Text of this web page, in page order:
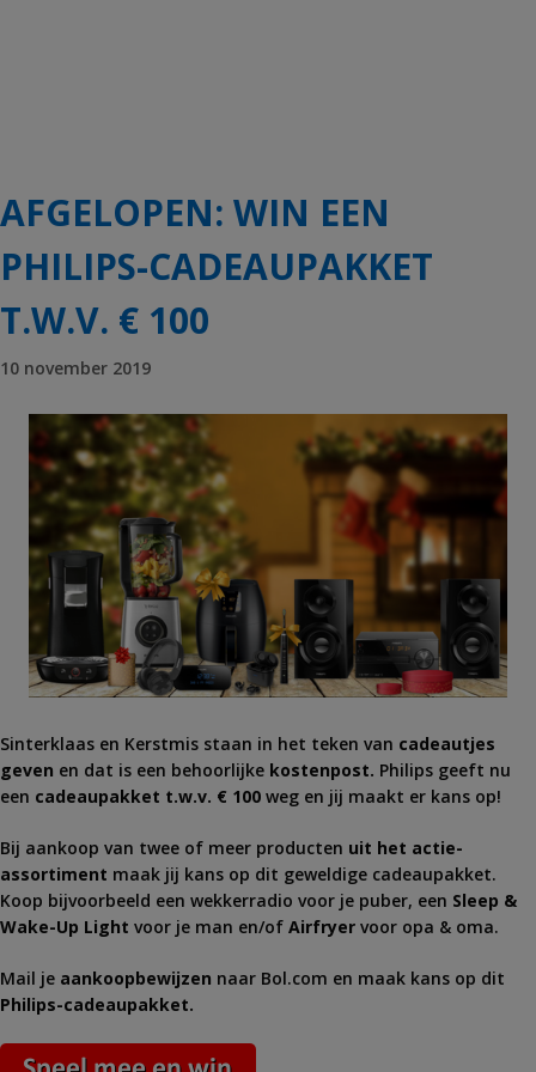
AFGELOPEN: WIN EEN
PHILIPS-CADEAUPAKKET
T.W.V. € 100
10 november 2019
Sinterklaas en Kerstmis staan in het teken van cadeautjes
geven en dat is een behoorlijke kostenpost. Philips geeft nu
een cadeaupakket t.w.v. € 100 weg en jij maakt er kans op!
Bij aankoop van twee of meer producten uit het actie-
assortiment maak jij kans op dit geweldige cadeaupakket.
Koop bijvoorbeeld een wekkerradio voor je puber, een Sleep &
Wake-Up Light voor je man en/of Airfryer voor opa & oma.
Mail je aankoopbewijzen naar Bol.com en maak kans op dit
Philips-cadeaupakket.